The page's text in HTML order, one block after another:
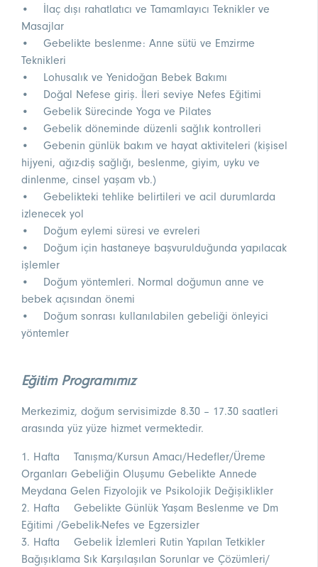
• İlaç dışı rahatlatıcı ve Tamamlayıcı Teknikler ve
Masajlar
• Gebelikte beslenme: Anne sütü ve Emzirme
Teknikleri
• Lohusalık ve Yenidoğan Bebek Bakımı
• Doğal Nefese giriş. İleri seviye Nefes Eğitimi
• Gebelik Sürecinde Yoga ve Pilates
• Gebelik döneminde düzenli sağlık kontrolleri
• Gebenin günlük bakım ve hayat aktiviteleri (kişisel
hijyeni, ağız-diş sağlığı, beslenme, giyim, uyku ve
dinlenme, cinsel yaşam vb.)
• Gebelikteki tehlike belirtileri ve acil durumlarda
izlenecek yol
• Doğum eylemi süresi ve evreleri
• Doğum için hastaneye başvurulduğunda yapılacak
işlemler
• Doğum yöntemleri. Normal doğumun anne ve
bebek açısından önemi
• Doğum sonrası kullanılabilen gebeliği önleyici
yöntemler
Eğitim Programımız
Merkezimiz, doğum servisimizde 8.30 – 17.30 saatleri
arasında yüz yüze hizmet vermektedir.
1. Hafta Tanışma/Kursun Amacı/Hedefler/Üreme
Organları Gebeliğin Oluşumu Gebelikte Annede
Meydana Gelen Fizyolojik ve Psikolojik Değişiklikler
2. Hafta Gebelikte Günlük Yaşam Beslenme ve Dm
Eğitimi /Gebelik-Nefes ve Egzersizler
3. Hafta Gebelik İzlemleri Rutin Yapılan Tetkikler
Bağışıklama Sık Karşılaşılan Sorunlar ve Çözümleri/